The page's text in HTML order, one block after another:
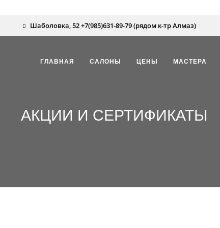
Шаболовка, 52 +7(985)631-89-79 (рядом к-тр Алмаз)
ГЛАВНАЯ САЛОНЫ ЦЕНЫ МАСТЕРА
АКЦИИ И СЕРТИФИКАТЫ